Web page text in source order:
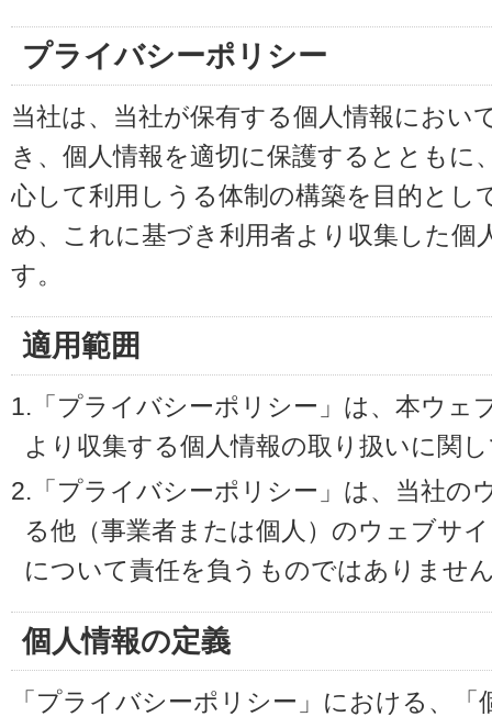
プライバシーポリシー
当社は、当社が保有する個人情報におい
き、個人情報を適切に保護するとともに
心して利用しうる体制の構築を目的とし
め、これに基づき利用者より収集した個
す。
適用範囲
1.「プライバシーポリシー」は、本ウェ
より収集する個人情報の取り扱いに関
2.「プライバシーポリシー」は、当社の
る他（事業者または個人）のウェブサ
について責任を負うものではありませ
個人情報の定義
「プライバシーポリシー」における、